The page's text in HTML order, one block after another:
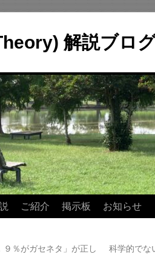
解説ブロ
ご紹介 掲示板 お知らせ
９％がガセネタ」が正し
科学的でな